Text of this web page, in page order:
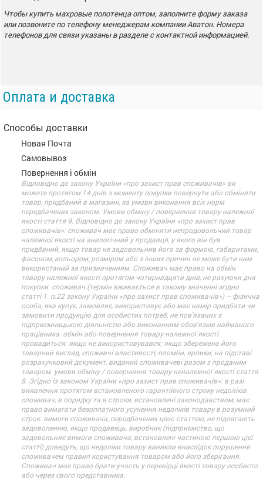
Чтобы купить махровые полотенца оптом, заполните форму заказа
или позвоните по телефону менеджерам компании Аватон. Номера
телефонов для связи указаны в разделе с контактной информацией.
Оплата и доставка
Способы доставки
Новая Почта
Самовывоз
Повернення і обмін
Відповідно до закону України «про захист прав споживачів» ви
можете протягом 14 днів з моменту покупки повернути або обміняти
товар, придбаний в магазині, за умови виконання всіх норм
передбачених законом. Умови обміну / повернення товару належної
якості стаття 9. Відповідно до закону України «про захист прав
споживачів»: споживач має право обміняти непродовольчий товар
належної якості на аналогічний у продавця, у якого він був
придбаний, якщо товар не задовольнив його за формою, габаритами,
фасоном, кольором, розміром або з інших причин не може бути ним
використаний за призначенням. Споживач має право на обмін
товару належної якості протягом чотирнадцяти днів, не рахуючи дня
покупки. споживач (термін вживається в такому значенні згідно
статті 1. п.22 закону України «про захист прав споживачів») – фізична
особа, яка купує, замовляє, використовує або має намір придбати чи
замовити продукцію для особистих потреб, не пов’язаних з
підприємницькою діяльністю або виконанням обов’язків найманого
працівника. обмін або повернення товару належної якості
провадиться: якщо не використовувався; якщо збережено його
товарний вигляд, споживчі властивості, пломби, ярлики; на підставі
розрахунковий документ, виданий споживачеві разом з проданим
товаром. умови обміну / повернення товару неналежної якості стаття
8. Згідно із законом України «про захист прав споживачів»: в разі
виявлення протягом встановленого гарантійного строку недоліків
споживач, в порядку та в строки, встановлені законодавством, має
право вимагати безоплатного усунення недоліків товару в розумний
строк. вимоги споживача, передбачених цією статтею, не підлягають
задоволенню, якщо продавець, виробник (підприємство, що
задовольняє вимоги споживача, встановлені частиною першою цієї
статті) доведуть, що недоліки товару виникли внаслідок порушення
споживачем правил користування товаром або його зберігання.
Споживач має право брати участь у перевірці якості товару особисто
або через свого представника.